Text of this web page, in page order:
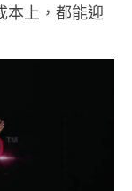
本上，都能迎